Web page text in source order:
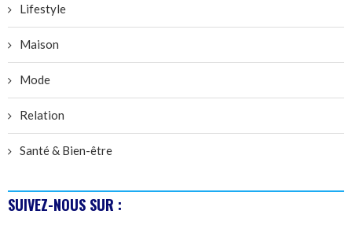
Lifestyle
Maison
Mode
Relation
Santé & Bien-être
SUIVEZ-NOUS SUR :